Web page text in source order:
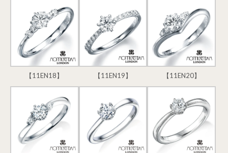
【11EN18】 【11EN19】 【11EN20】